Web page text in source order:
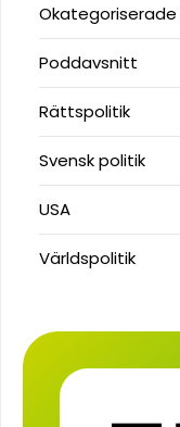
Okategoriserade
Poddavsnitt
Rättspolitik
Svensk politik
USA
Världspolitik